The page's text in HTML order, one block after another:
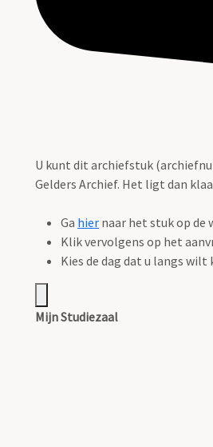
U kunt dit archiefstuk
Gelders Archief. Het ligt dan
Ga hier naar het stuk op de
Klik vervolgens op het
Kies de dag dat u langs
Mijn Studiezaal